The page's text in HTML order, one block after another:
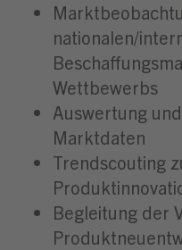
nationalen/
Wettbewerbs
Auswertung
Marktdaten
Trendscouting
Begleitung der